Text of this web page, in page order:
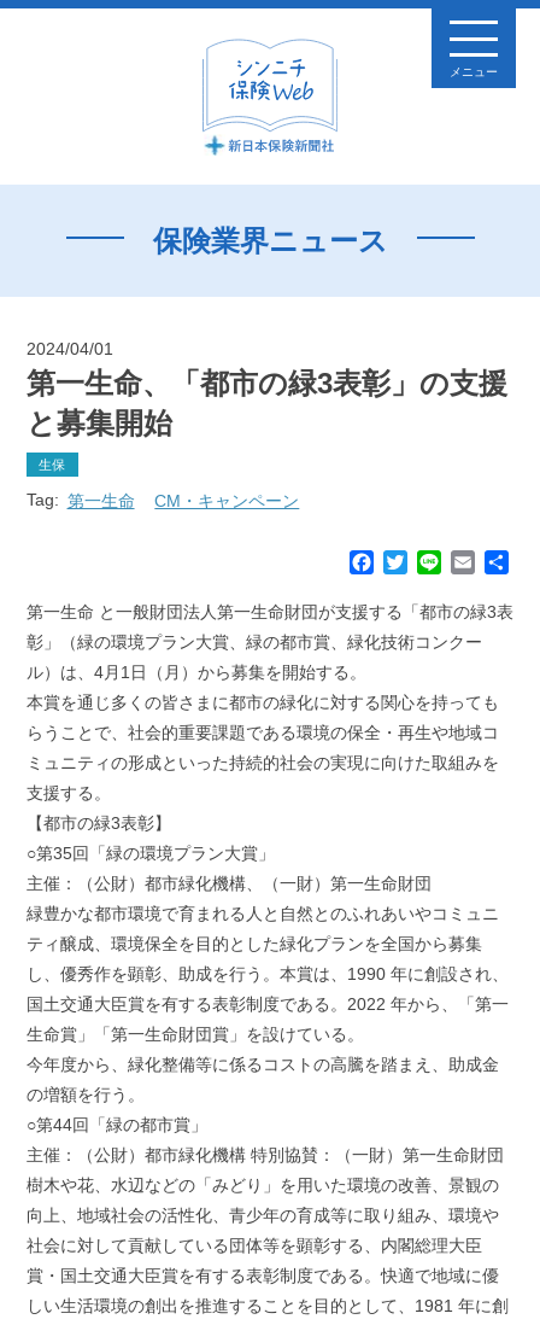
メニュー
保険業界ニュース
2024/04/01
第一生命、「都市の緑3表彰」の支援
と募集開始
生保
Tag: 第一生命 CM・キャンペーン
c
e
o
k
T
i
t
r
n
E
a
第一生命 と一般財団法人第一生命財団が支援する「都市の緑3表
彰」（緑の環境プラン大賞、緑の都市賞、緑化技術コンクー
ル）は、4月1日（月）から募集を開始する。
本賞を通じ多くの皆さまに都市の緑化に対する関心を持っても
らうことで、社会的重要課題である環境の保全・再生や地域コ
ミュニティの形成といった持続的社会の実現に向けた取組みを
支援する。
【都市の緑3表彰】
○第35回「緑の環境プラン大賞」
主催：（公財）都市緑化機構、（一財）第一生命財団
緑豊かな都市環境で育まれる人と自然とのふれあいやコミュニ
ティ醸成、環境保全を目的とした緑化プランを全国から募集
し、優秀作を顕彰、助成を行う。本賞は、1990 年に創設され、
国土交通大臣賞を有する表彰制度である。2022 年から、「第一
生命賞」「第一生命財団賞」を設けている。
今年度から、緑化整備等に係るコストの高騰を踏まえ、助成金
の増額を行う。
○第44回「緑の都市賞」
主催：（公財）都市緑化機構 特別協賛：（一財）第一生命財団
樹木や花、水辺などの「みどり」を用いた環境の改善、景観の
向上、地域社会の活性化、青少年の育成等に取り組み、環境や
社会に対して貢献している団体等を顕彰する、内閣総理大臣
賞・国土交通大臣賞を有する表彰制度である。快適で地域に優
しい生活環境の創出を推進することを目的として、1981 年に創